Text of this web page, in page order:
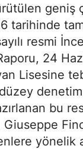
geniş
tarihinde
resmi
24
Lisesine
denetim
bu
yönelik